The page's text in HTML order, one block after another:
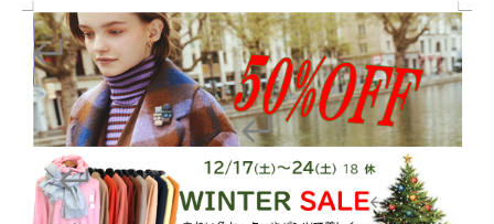
SERVICE
事業内容
ONLINE STORE
オンラインストア
PERSONAL COLOR
パーソナルカラー